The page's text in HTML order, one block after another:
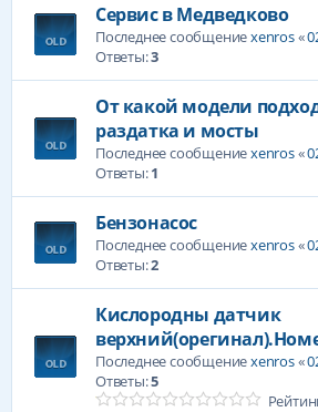
Сервис в Медведково
Последнее сообщениеxenros«
Ответы:3
От какой модели
раздатка и мосты
Последнее сообщениеxenros«
Ответы:1
Бензонасос
Последнее сообщениеxenros«
Ответы:2
Кислородны датчик
Последнее сообщениеxenros«
Ответы:5